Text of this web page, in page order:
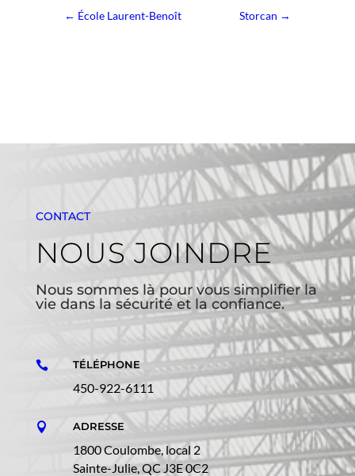
← École Laurent-Benoît Storcan →
CONTACT
NOUS JOINDRE
Nous sommes là pour vous simplifier la
vie dans la sécurité et la confiance.
 TÉLÉPHONE
450-922-6111
 ADRESSE
1800 Coulombe, local 2
Sainte-Julie, QC J3E 0C2